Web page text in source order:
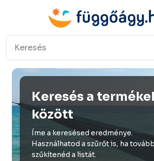
Keresés a
között
Íme a keresésed eredménye.
Használhatod a szűrőt is, ha tovább
szűkítenéd a listát.